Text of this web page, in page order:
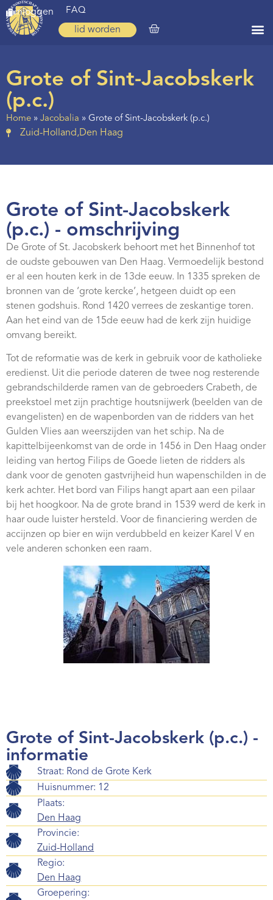
inloggen FAQ
lid worden
Zoeken
Over ons
Op weg
Regio’s
Nieuws
Agenda
Contact
Grote of Sint-Jacobskerk
(p.c.)
Home » Jacobalia » Grote of Sint-Jacobskerk (p.c.)
Zuid-Holland,Den Haag
Grote of Sint-Jacobskerk
(p.c.) - omschrijving
De Grote of St. Jacobskerk behoort met het Binnenhof tot
de oudste gebouwen van Den Haag. Vermoedelijk bestond
er al een houten kerk in de 13de eeuw. In 1335 spreken de
bronnen van de ‘grote kercke’, hetgeen duidt op een
stenen godshuis. Rond 1420 verrees de zeskantige toren.
Aan het eind van de 15de eeuw had de kerk zijn huidige
omvang bereikt.
Tot de reformatie was de kerk in gebruik voor de katholieke
eredienst. Uit die periode dateren de twee nog resterende
gebrandschilderde ramen van de gebroeders Crabeth, de
preekstoel met zijn prachtige houtsnijwerk (beelden van de
evangelisten) en de wapenborden van de ridders van het
Gulden Vlies aan weerszijden van het schip. Na de
kapittelbijeenkomst van de orde in 1456 in Den Haag onder
leiding van hertog Filips de Goede lieten de ridders als
dank voor de genoten gastvrijheid hun wapenschilden in de
kerk achter. Het bord van Filips hangt apart aan een pilaar
bij het hoogkoor. Na de grote brand in 1539 werd de kerk in
haar oude luister hersteld. Voor de financiering werden de
accijnzen op bier en wijn verdubbeld en keizer Karel V en
vele anderen schonken een raam.
Grote of Sint-Jacobskerk (p.c.) -
informatie
Straat: Rond de Grote Kerk
Huisnummer: 12
Plaats:
Den Haag
Provincie:
Zuid-Holland
Regio:
Den Haag
Groepering: